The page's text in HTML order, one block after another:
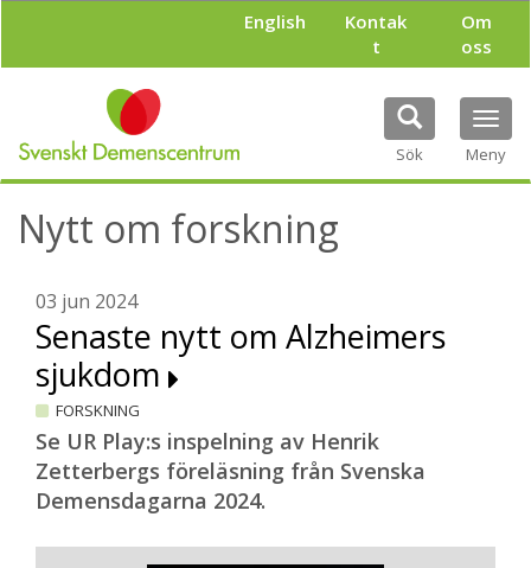
l
English
Kontak
t
Om
oss
Sök Meny
Nytt om forskning
03 jun 2024
Senaste nytt om Alzheimers
sjukdom
FORSKNING
Se UR Play:s inspelning av Henrik
Zetterbergs föreläsning från Svenska
Demensdagarna 2024.